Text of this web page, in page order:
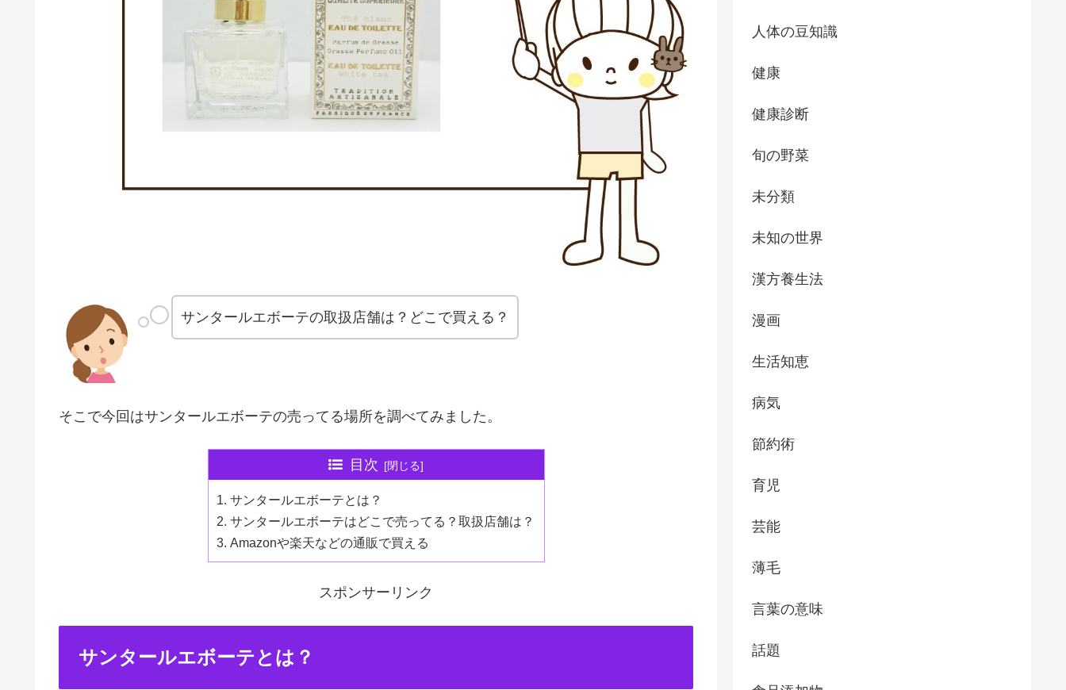
サンタールエボーテの取扱店舗は？どこで買える？
そこで今回はサンタールエボーテの売ってる場所を調べてみました。
目次
サンタールエボーテとは？
サンタールエボーテはどこで売ってる？取扱店舗は？
Amazonや楽天などの通販で買える
スポンサーリンク
サンタールエボーテとは？
人体の豆知識
健康
健康診断
旬の野菜
未分類
未知の世界
漢方養生法
漫画
生活知恵
病気
節約術
育児
芸能
薄毛
言葉の意味
話題